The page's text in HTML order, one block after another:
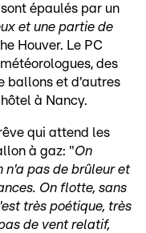
épaulés par un
et une partie de
Houver. Le PC
des
ballons et d'autres
à Nancy.
qui attend les
à gaz: "On
n'a pas de brûleur et
On flotte, sans
très poétique, très
de vent relatif,